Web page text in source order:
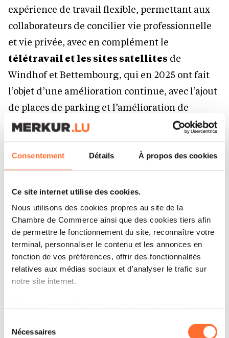
Consentement Détails À propos des cookies
Ce site internet utilise des cookies.
Nous utilisons des cookies propres au site de la
Chambre de Commerce ainsi que des cookies tiers afin
de permettre le fonctionnement du site, reconnaître votre
terminal, personnaliser le contenu et les annonces en
fonction de vos préférences, offrir des fonctionnalités
relatives aux médias sociaux et d'analyser le trafic sur
notre site internet.
à l’exception des cookies strictement nécessaires au
Nécessaires
expérience de travail flexible, permettant aux
collaborateurs de concilier vie professionnelle
et vie privée, avec en complément le
télétravail et les sites satellites de
Windhof et Bettembourg, qui en 2025 ont fait
l’objet d’une amélioration continue, avec l’ajout
de places de parking et l’amélioration de
l’aménagement des espaces de travail.
Plan de développement GTS
BGL BNP Paribas est entrée dans la dernière
étape de son plan de développement et de
transformation GTS (Growth, Technology,
Sustainability).Lancé en 2022, il vise à réussir la
transition de BGL BNP Paribas vers un nouveau
modèle d’économie plus durable. En 2025, la
banque a atteint des jalons structurels dans